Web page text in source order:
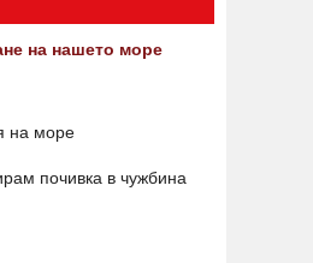
на нашето море
на море
почивка в чужбина